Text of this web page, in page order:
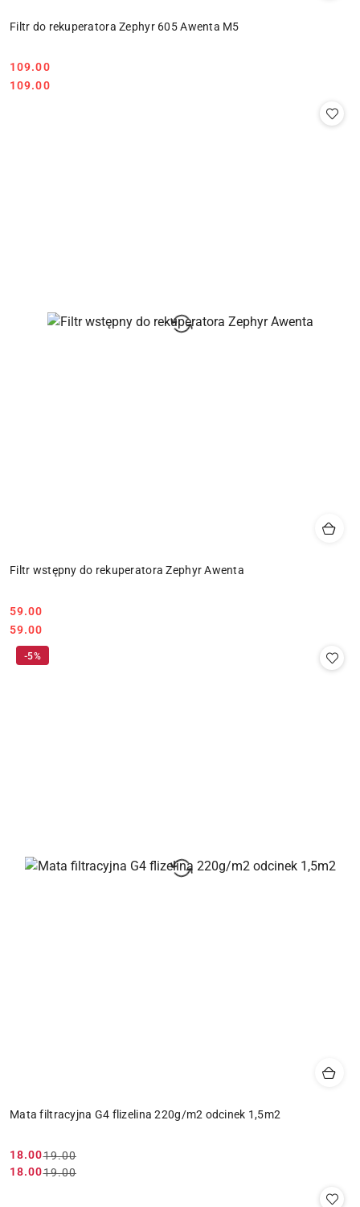
Filtr do rekuperatora Zephyr 605 Awenta M5
Cena:
109.00
Cena:
109.00
Filtr wstępny do rekuperatora Zephyr Awenta
Cena:
59.00
Cena:
59.00
Mata filtracyjna G4 flizelina 220g/m2 odcinek 1,5m2
Cena
18.00
Cena
19.00
Cena
18.00
Cena
19.00
-5%